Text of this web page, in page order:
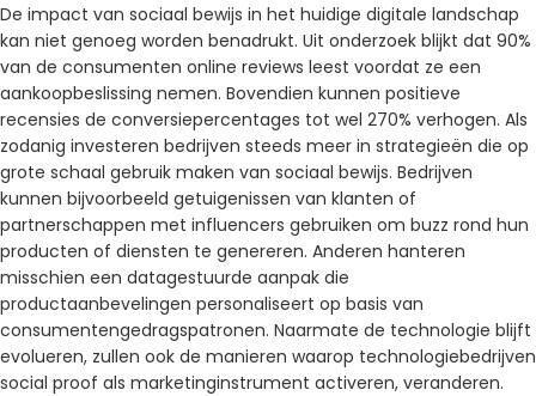
De impact van sociaal bewijs in het huidige digitale landschap
kan niet genoeg worden benadrukt. Uit onderzoek blijkt dat 90%
van de consumenten online reviews leest voordat ze een
aankoopbeslissing nemen. Bovendien kunnen positieve
recensies de conversiepercentages tot wel 270% verhogen. Als
zodanig investeren bedrijven steeds meer in strategieën die op
grote schaal gebruik maken van sociaal bewijs. Bedrijven
kunnen bijvoorbeeld getuigenissen van klanten of
partnerschappen met influencers gebruiken om buzz rond hun
producten of diensten te genereren. Anderen hanteren
misschien een datagestuurde aanpak die
productaanbevelingen personaliseert op basis van
consumentengedragspatronen. Naarmate de technologie blijft
evolueren, zullen ook de manieren waarop technologiebedrijven
social proof als marketinginstrument activeren, veranderen.